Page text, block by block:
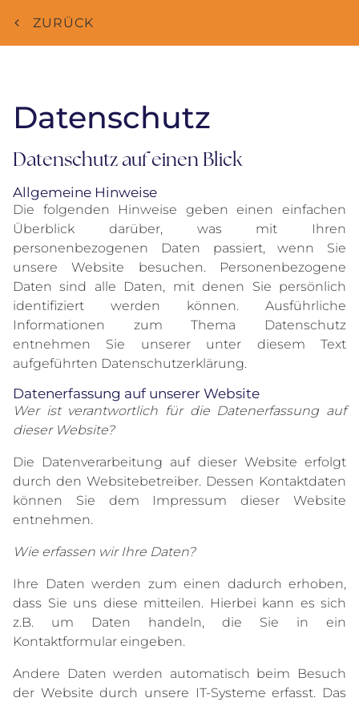
ZURÜCK
Datenschutz
Datenschutz auf einen Blick
Allgemeine Hinweise
Die folgenden Hinweise geben einen einfachen
Überblick darüber, was mit Ihren
personenbezogenen Daten passiert, wenn Sie
unsere Website besuchen. Personenbezogene
Daten sind alle Daten, mit denen Sie persönlich
identifiziert werden können. Ausführliche
Informationen zum Thema Datenschutz
entnehmen Sie unserer unter diesem Text
aufgeführten Datenschutzerklärung.
Datenerfassung auf unserer Website
Wer ist verantwortlich für die Datenerfassung auf
dieser Website?
Die Datenverarbeitung auf dieser Website erfolgt
durch den Websitebetreiber. Dessen Kontaktdaten
können Sie dem Impressum dieser Website
entnehmen.
Wie erfassen wir Ihre Daten?
Ihre Daten werden zum einen dadurch erhoben,
dass Sie uns diese mitteilen. Hierbei kann es sich
z.B. um Daten handeln, die Sie in ein
Kontaktformular eingeben.
Andere Daten werden automatisch beim Besuch
der Website durch unsere IT-Systeme erfasst. Das